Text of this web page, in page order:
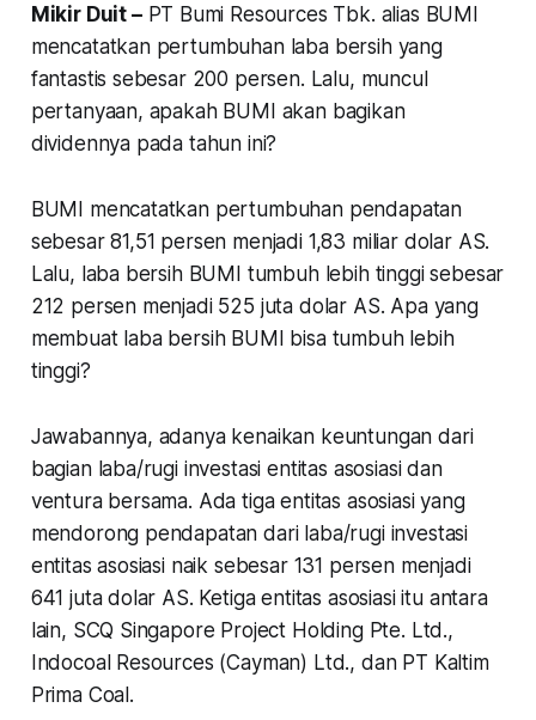
Mikir Duit –PT Bumi Resources Tbk. alias BUMI
mencatatkan pertumbuhan laba bersih yang
fantastis sebesar 200 persen. Lalu, muncul
pertanyaan, apakah BUMI akan bagikan
dividennya pada tahun ini?
BUMI mencatatkan pertumbuhan pendapatan
sebesar 81,51 persen menjadi 1,83 miliar dolar AS.
Lalu, laba bersih BUMI tumbuh lebih tinggi sebesar
212 persen menjadi 525 juta dolar AS. Apa yang
membuat laba bersih BUMI bisa tumbuh lebih
tinggi?
Jawabannya, adanya kenaikan keuntungan dari
bagian laba/rugi investasi entitas asosiasi dan
ventura bersama. Ada tiga entitas asosiasi yang
mendorong pendapatan dari laba/rugi investasi
entitas asosiasi naik sebesar 131 persen menjadi
641 juta dolar AS. Ketiga entitas asosiasi itu antara
lain, SCQ Singapore Project Holding Pte. Ltd.,
Indocoal Resources (Cayman) Ltd., dan PT Kaltim
Prima Coal.